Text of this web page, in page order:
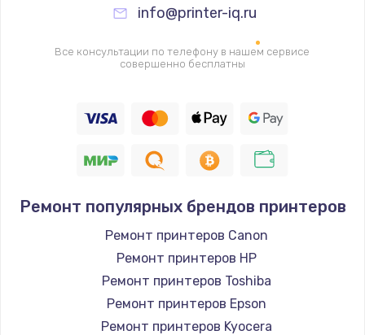
700 руб.
Замена ТЭНа
2500 руб.
Замена шнура
1400 руб.
Заказать
Замена / ремонт электронного модуля
управления
info@printer-iq.ru
Все консультации по телефону в нашем сервисе
совершенно бесплатны
Ремонт популярных брендов принтеров
Ремонт принтеров Canon
Ремонт принтеров HP
Ремонт принтеров Toshiba
Ремонт принтеров Epson
Ремонт принтеров Kyocera